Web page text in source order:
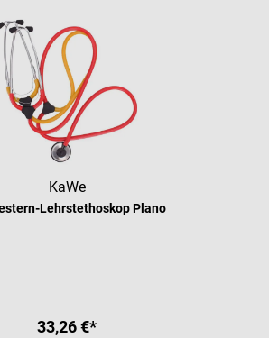
KaWe
Lehrstethoskop Plano
33,26 €*